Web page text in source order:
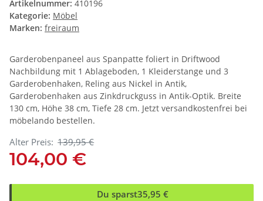
Artikelnummer: 410196
Kategorie: Möbel
Marken: freiraum
Garderobenpaneel aus Spanpatte foliert in Driftwood
Nachbildung mit 1 Ablageboden, 1 Kleiderstange und 3
Garderobenhaken, Reling aus Nickel in Antik,
Garderobenhaken aus Zinkdruckguss in Antik-Optik. Breite
130 cm, Höhe 38 cm, Tiefe 28 cm. Jetzt versandkostenfrei bei
möbelando bestellen.
Alter Preis: 139,95 €
104,00 €
Du sparst35,95 €